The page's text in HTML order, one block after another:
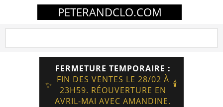
PETERANDCLO.COM
✨
FERMETURE TEMPORAIRE :
FIN DES VENTES LE 28/02 À
23H59. RÉOUVERTURE EN
AVRIL-MAI AVEC AMANDINE.
🕯️